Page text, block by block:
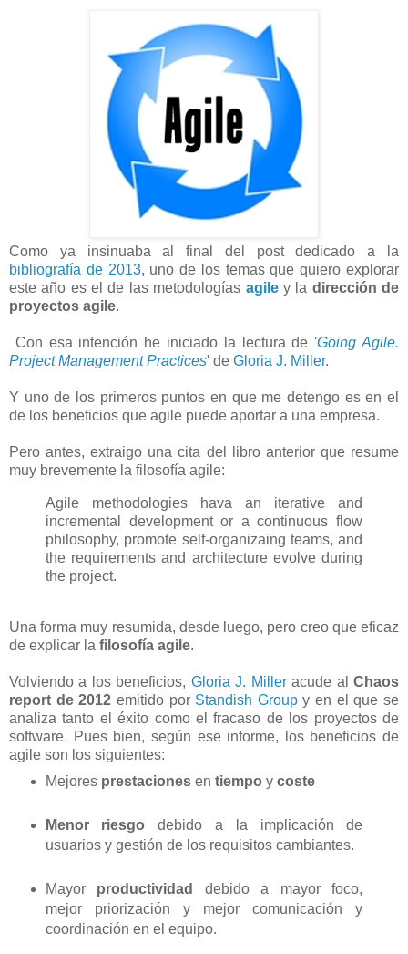
Como ya insinuaba al final del post dedicado a la
bibliografía de 2013, uno de los temas que quiero explorar
este año es el de las metodologías agiley la dirección de
proyectos agile.
Con esa intención he iniciado la lectura de 'Going Agile.
Project Management Practices' de Gloria J. Miller.
Y uno de los primeros puntos en que me detengo es en el
de los beneficios que agile puede aportar a una empresa.
Pero antes, extraigo una cita del libro anterior que resume
muy brevemente la filosofía agile:
Agile methodologies hava an iterative and
incremental development or a continuous flow
philosophy, promote self-organizaing teams, and
the requirements and architecture evolve during
the project.
Una forma muy resumida, desde luego, pero creo que eficaz
de explicar la filosofía agile.
Volviendo a los beneficios, Gloria J. Milleracude alChaos
report de 2012 emitido por Standish Groupy en el que se
analiza tanto el éxito como el fracaso de los proyectos de
software. Pues bien, según ese informe, los beneficios de
agile son los siguientes:
Mejores prestacionesen tiempo y coste
Menor riesgo debido a la implicación de
usuarios y gestión de los requisitos cambiantes.
Mayor productividad
debido a mayor foco,
mejor priorización y mejor comunicación y
coordinación en el equipo.